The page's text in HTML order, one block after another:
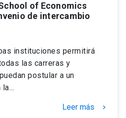
of Economics
de intercambio
instituciones permitirá
las carreras y
postular a un
la…
Leer más keyboard_arrow_right